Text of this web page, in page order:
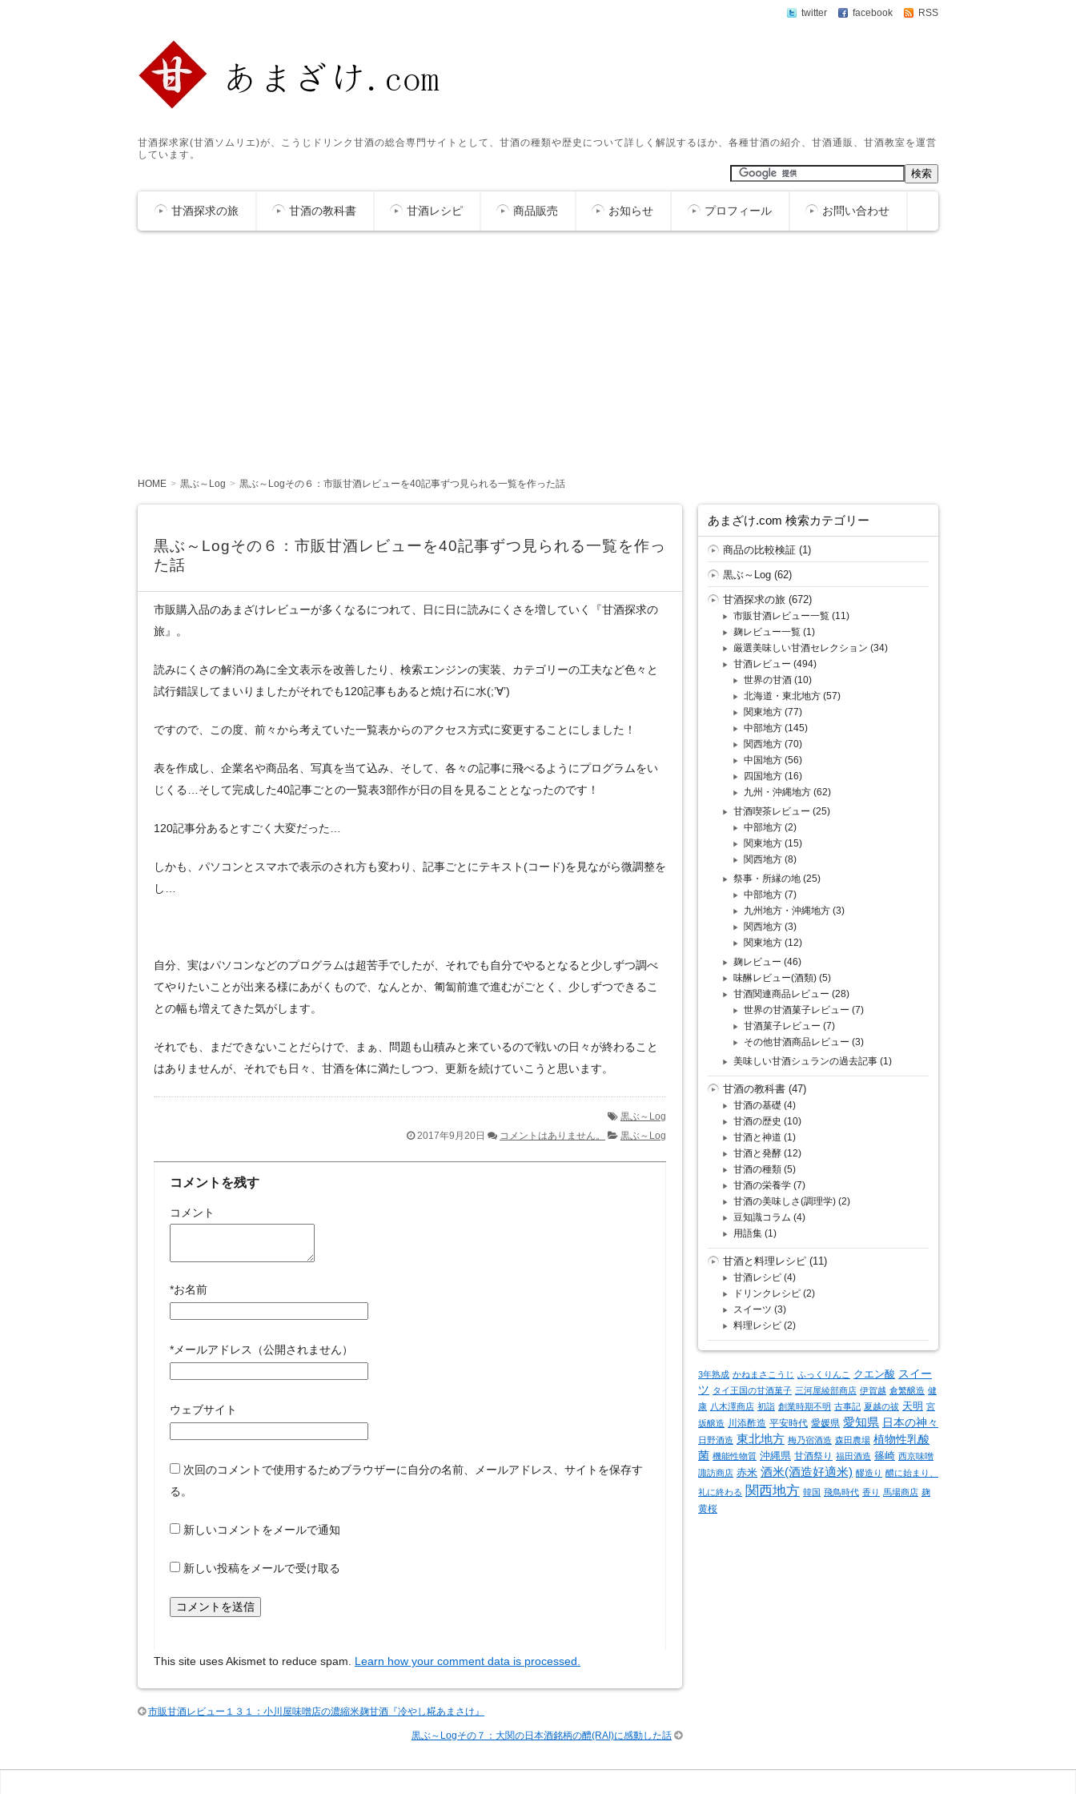
twitter facebook RSS
甘酒探求家(甘酒ソムリエ)が、こうじドリンク甘酒の総合専門サイトとして、甘酒の種類や歴史について詳しく解説するほか、各種甘酒の紹介、甘酒通販、甘酒教室を運営
しています。
甘酒探求の旅 甘酒の教科書 甘酒レシピ 商品販売 お知らせ プロフィール お問い合わせ
HOME 黒ぶ～Log 黒ぶ～Logその６：市販甘酒レビューを40記事ずつ見られる一覧を作った話
黒ぶ～Logその６：市販甘酒レビューを40記事ずつ見られる一覧を作っ
た話
市販購入品のあまざけレビューが多くなるにつれて、日に日に読みにくさを増していく『甘酒探求の
旅』。
読みにくさの解消の為に全文表示を改善したり、検索エンジンの実装、カテゴリーの工夫など色々と
試行錯誤してまいりましたがそれでも120記事もあると焼け石に水(;’∀’)
ですので、この度、前々から考えていた一覧表からのアクセス方式に変更することにしました！
表を作成し、企業名や商品名、写真を当て込み、そして、各々の記事に飛べるようにプログラムをい
じくる…そして完成した40記事ごとの一覧表3部作が日の目を見ることとなったのです！
120記事分あるとすごく大変だった…
しかも、パソコンとスマホで表示のされ方も変わり、記事ごとにテキスト(コード)を見ながら微調整を
し…
自分、実はパソコンなどのプログラムは超苦手でしたが、それでも自分でやるとなると少しずつ調べ
てやりたいことが出来る様にあがくもので、なんとか、匍匐前進で進むがごとく、少しずつできるこ
との幅も増えてきた気がします。
それでも、まだできないことだらけで、まぁ、問題も山積みと来ているので戦いの日々が終わること
はありませんが、それでも日々、甘酒を体に満たしつつ、更新を続けていこうと思います。
黒ぶ～Log
2017年9月20日
コメントはありません。 黒ぶ～Log
コメントを残す
コメント
*お名前
* メールアドレス（公開されません）
ウェブサイト
次回のコメントで使用するためブラウザーに自分の名前、メールアドレス、サイトを保存す
る。
新しいコメントをメールで通知
新しい投稿をメールで受け取る
This site uses Akismet to reduce spam. Learn how your comment data is processed.
市販甘酒レビュー１３１：小川屋味噌店の濃縮米麹甘酒『冷やし糀あまさけ』
黒ぶ～Logその７：大関の日本酒銘柄の醴(RAI)に感動した話
あまざけ.com 検索カテゴリー
商品の比較検証 (1)
黒ぶ～Log (62)
甘酒探求の旅 (672)
市販甘酒レビュー一覧 (11)
麹レビュー一覧 (1)
厳選美味しい甘酒セレクション (34)
甘酒レビュー (494)
世界の甘酒 (10)
北海道・東北地方 (57)
関東地方 (77)
中部地方 (145)
関西地方 (70)
中国地方 (56)
四国地方 (16)
九州・沖縄地方 (62)
甘酒喫茶レビュー (25)
中部地方 (2)
関東地方 (15)
関西地方 (8)
祭事・所縁の地 (25)
中部地方 (7)
九州地方・沖縄地方 (3)
関西地方 (3)
関東地方 (12)
麹レビュー (46)
味醂レビュー(酒類) (5)
甘酒関連商品レビュー (28)
世界の甘酒菓子レビュー (7)
甘酒菓子レビュー (7)
その他甘酒商品レビュー (3)
美味しい甘酒シュランの過去記事 (1)
甘酒の教科書 (47)
甘酒の基礎 (4)
甘酒の歴史 (10)
甘酒と神道 (1)
甘酒と発酵 (12)
甘酒の種類 (5)
甘酒の栄養学 (7)
甘酒の美味しさ(調理学) (2)
豆知識コラム (4)
用語集 (1)
甘酒と料理レシピ (11)
甘酒レシピ (4)
ドリンクレシピ (2)
スイーツ (3)
料理レシピ (2)
3年熟成 かねまさこうじ ふっくりんこ クエン酸 スイー
ツ タイ王国の甘酒菓子 三河屋綾部商店 伊賀越 倉繁醸造 健
康 八木澤商店 初詣 創業時期不明 古事記 夏越の祓 天明 宮
坂醸造 川添酢造 平安時代 愛媛県 愛知県 日本の神々
日野酒造 東北地方 梅乃宿酒造 森田農場 植物性乳酸
菌 機能性物質 沖縄県 甘酒祭り 福田酒造 篠崎 西京味噌
諏訪商店 赤米 酒米(酒造好適米) 醪造り 醴に始まり、
礼に終わる 関西地方 韓国 飛鳥時代 香り 馬場商店 麹
黄桜